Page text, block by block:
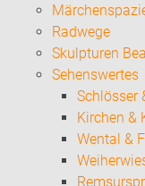
Radwege
Skulpturen
Sehenswertes
Schlösser
Kirchen &
Wental &